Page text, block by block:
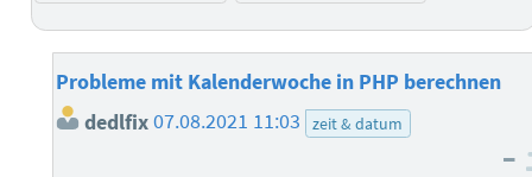
Probleme mit Kalenderwoche in PHP berechnen
dedlfix07.08.2021 11:03 zeit & datum
–